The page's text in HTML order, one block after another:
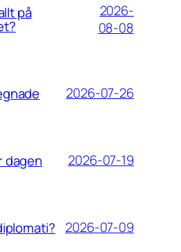
på
2026-
08-08
2026-07-26
dagen 2026-07-19
2026-07-09